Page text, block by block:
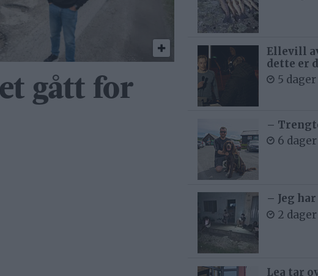
gått for
Ellevill
dette er
5
–
6
– Jeg
2
Lea tar